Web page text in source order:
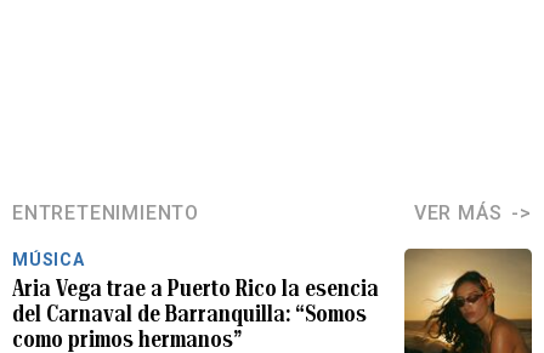
ENTRETENIMIENTO VER MÁS
MÚSICA
Aria Vega trae a Puerto Rico la esencia
del Carnaval de Barranquilla: “Somos
como primos hermanos”